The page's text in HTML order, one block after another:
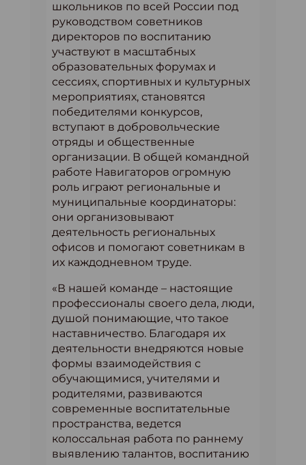
школьников по всей России под
руководством советников
директоров по воспитанию
участвуют в масштабных
образовательных форумах и
сессиях, спортивных и культурных
мероприятиях, становятся
победителями конкурсов,
вступают в добровольческие
отряды и общественные
организации. В общей командной
работе Навигаторов огромную
роль играют региональные и
муниципальные координаторы:
они организовывают
деятельность региональных
офисов и помогают советникам в
их каждодневном труде.
«В нашей команде – настоящие
профессионалы своего дела, люди,
душой понимающие, что такое
наставничество. Благодаря их
деятельности внедряются новые
формы взаимодействия с
обучающимися, учителями и
родителями, развиваются
современные воспитательные
пространства, ведется
колоссальная работа по раннему
выявлению талантов, воспитанию